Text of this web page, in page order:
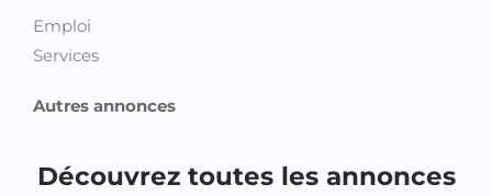
Emploi
Services
Autres annonces
Découvrez toutes les annonces